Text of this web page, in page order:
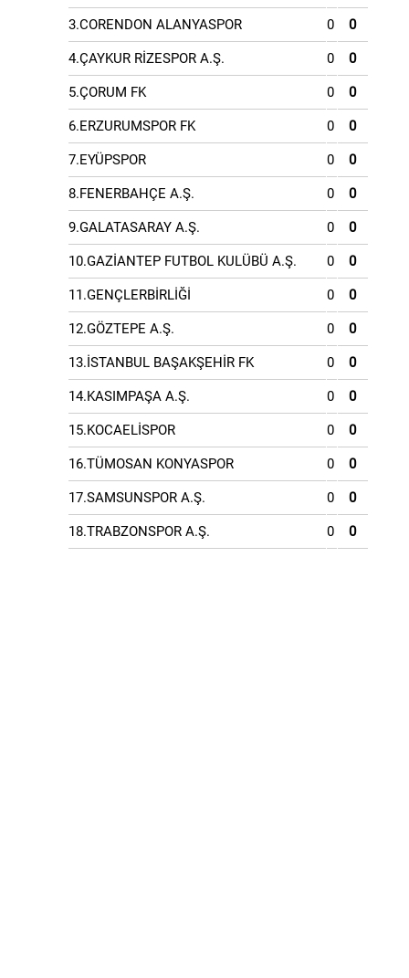
3.CORENDON ALANYASPOR 0 0
4.ÇAYKUR RİZESPOR A.Ş. 0 0
5.ÇORUM FK 0 0
6.ERZURUMSPOR FK 0 0
7.EYÜPSPOR 0 0
8.FENERBAHÇE A.Ş. 0 0
9.GALATASARAY A.Ş. 0 0
10.GAZİANTEP FUTBOL KULÜBÜ A.Ş. 0 0
11.GENÇLERBİRLİĞİ 0 0
12.GÖZTEPE A.Ş. 0 0
13.İSTANBUL BAŞAKŞEHİR FK 0 0
14.KASIMPAŞA A.Ş. 0 0
15.KOCAELİSPOR 0 0
16.TÜMOSAN KONYASPOR 0 0
17.SAMSUNSPOR A.Ş. 0 0
18.TRABZONSPOR A.Ş. 0 0